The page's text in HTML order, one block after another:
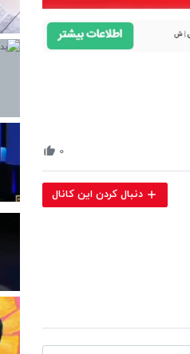
۰
دنبال کردن این کانال